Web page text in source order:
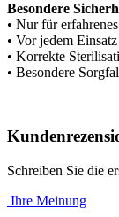
Besondere
• Nur für
• Vor jedem
• Korrekte
• Besondere
Schreiben Sie die
Ihre Meinung